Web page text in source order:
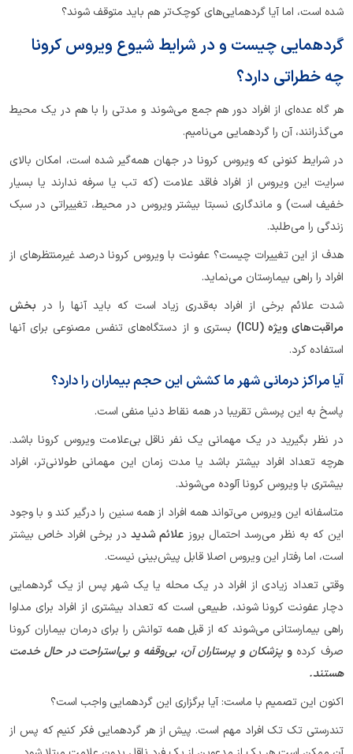
شده است، اما آیا گردهمایی‌های کوچک‌تر هم باید متوقف شوند؟
گردهمایی چیست و در شرایط شیوع ویروس کرونا
چه خطراتی دارد؟
هر گاه عده‌ای از افراد دور هم جمع می‌شوند و مدتی را با هم در یک محیط
می‌گذرانند، آن را گردهمایی می‌نامیم.
در شرایط کنونی که ویروس کرونا در جهان همه‌گیر شده است، امکان بالای
سرایت این ویروس از افراد فاقد علامت (که تب یا سرفه ندارند یا بسیار
خفیف است) و ماندگاری نسبتا بیشتر ویروس در محیط، تغییراتی در سبک
زندگی را می‌طلبد.
هدف از این تغییرات چیست؟ عفونت با ویروس کرونا درصد غیرمنتظره‎ای از
افراد را راهی بیمارستان می‌نماید.
شدت علائم برخی از افراد به‌قدری زیاد است که باید آنها را در بخش
مراقبت‌های ویژه(ICU)
بستری و از دستگاه‌های تنفس مصنوعی برای آنها
استفاده کرد.
آیا مراکز درمانی شهر ما کشش این حجم بیماران را دارد؟
پاسخ به این پرسش تقریبا در همه نقاط دنیا منفی است.
در نظر بگیرید در یک مهمانی یک نفر ناقل بی‌علامت ویروس کرونا باشد.
هرچه تعداد افراد بیشتر باشد یا مدت زمان این مهمانی طولانی‌تر، افراد
بیشتری با ویروس کرونا آلوده می‌شوند.
متاسفانه این ویروس می‌تواند همه افراد از همه سنین را درگیر کند و با وجود
این که به نظر می‌رسد احتمال بروز علائم شدیددر برخی افراد خاص بیشتر
است، اما رفتار این ویروس اصلا قابل پیش‌بینی نیست.
وقتی تعداد زیادی از افراد در یک محله یا یک شهر پس از یک گردهمایی
دچار عفونت کرونا شوند، طبیعی است که تعداد بیشتری از افراد برای مداوا
راهی بیمارستانی می‌شوند که از قبل همه توانش را برای درمان بیماران کرونا
صرف کردهو پزشکان و پرستاران آن، بی‌وقفه و بی‌استراحت در حال خدمت
هستند.
اکنون این تصمیم با ماست: آیا برگزاری این گردهمایی واجب است؟
تندرستی تک تک افراد مهم است. پیش از هر گردهمایی فکر کنیم که پس از